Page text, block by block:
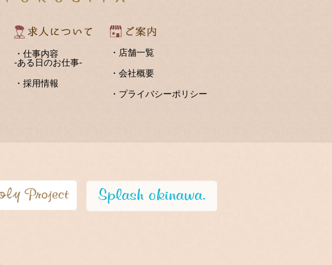
・仕事内容
-ある日のお仕事-
・採用情報
・店舗一覧
・会社概要
・プライバシーポリシー